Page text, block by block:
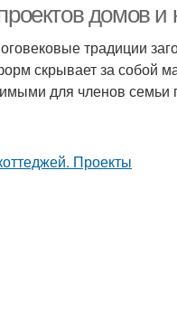
домов и
традиции
скрывает за собой
для членов